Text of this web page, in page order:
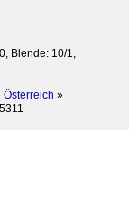
Blende: 10/1,
Österreich »